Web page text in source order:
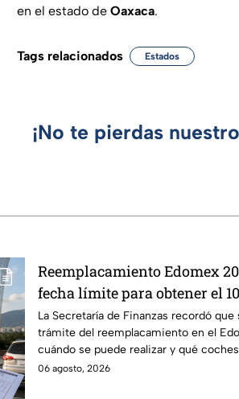
en el estado de Oaxaca.
Tags relacionados Estados
¡No te pierdas
Reemplacamiento Edomex
fecha límite para obtener el
descuento
La Secretaría de Finanzas recordó que
trámite del reemplacamiento en el
cuándo se puede realizar y qué
100% de descuento?
06 agosto, 2026